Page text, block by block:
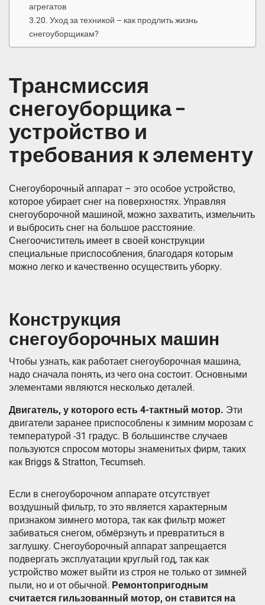
агрегатов
Уход за техникой – как продлить жизнь
снегоуборщикам?
Трансмиссия
снегоуборщика –
устройство и
требования к элементу
Снегоуборочный аппарат – это особое устройство,
которое убирает снег на поверхностях. Управляя
снегоуборочной машиной, можно захватить, измельчить
и выбросить снег на большое расстояние.
Снегоочиститель имеет в своей конструкции
специальные приспособления, благодаря которым
можно легко и качественно осуществить уборку.
Конструкция
снегоуборочных машин
Чтобы узнать, как работает снегоуборочная машина,
надо сначала понять, из чего она состоит. Основными
элементами являются несколько деталей.
Двигатель, у которого есть 4-тактный мотор. Эти
двигатели заранее приспособлены к зимним морозам с
температурой -31 градус. В большинстве случаев
пользуются спросом моторы знаменитых фирм, таких
как Briggs & Stratton, Tecumseh.
Если в снегоуборочном аппарате отсутствует
воздушный фильтр, то это является характерным
признаком зимнего мотора, так как фильтр может
забиваться снегом, обмёрзнуть и превратиться в
заглушку. Снегоуборочный аппарат запрещается
подвергать эксплуатации круглый год, так как
устройство может выйти из строя не только от зимней
пыли, но и от обычной. Ремонтопригодным
считается гильзованный мотор, он ставится на